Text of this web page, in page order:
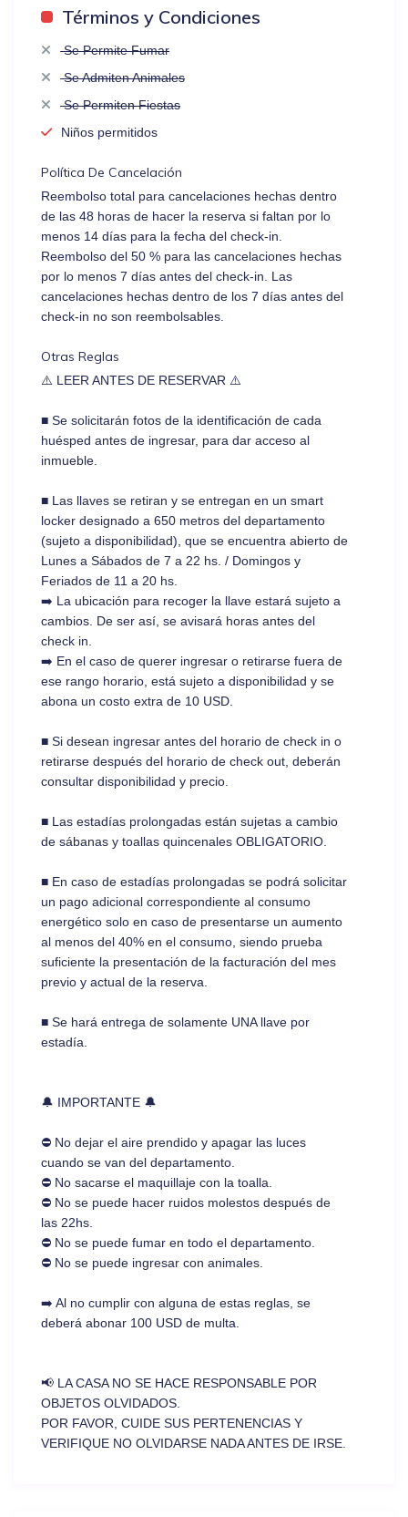
Términos y Condiciones
Se Permite Fumar
Se Admiten Animales
Se Permiten Fiestas
Niños permitidos
Política De Cancelación
Reembolso total para cancelaciones hechas dentro
de las 48 horas de hacer la reserva si faltan por lo
menos 14 días para la fecha del check-in.
Reembolso del 50 % para las cancelaciones hechas
por lo menos 7 días antes del check-in. Las
cancelaciones hechas dentro de los 7 días antes del
check-in no son reembolsables.
Otras Reglas
⚠️ LEER ANTES DE RESERVAR ⚠️
■ Se solicitarán fotos de la identificación de cada
huésped antes de ingresar, para dar acceso al
inmueble.
■ Las llaves se retiran y se entregan en un smart
locker designado a 650 metros del departamento
(sujeto a disponibilidad), que se encuentra abierto de
Lunes a Sábados de 7 a 22 hs. / Domingos y
Feriados de 11 a 20 hs.
➡️ La ubicación para recoger la llave estará sujeto a
cambios. De ser así, se avisará horas antes del
check in.
➡️ En el caso de querer ingresar o retirarse fuera de
ese rango horario, está sujeto a disponibilidad y se
abona un costo extra de 10 USD.
■ Si desean ingresar antes del horario de check in o
retirarse después del horario de check out, deberán
consultar disponibilidad y precio.
■ Las estadías prolongadas están sujetas a cambio
de sábanas y toallas quincenales OBLIGATORIO.
■ En caso de estadías prolongadas se podrá solicitar
un pago adicional correspondiente al consumo
energético solo en caso de presentarse un aumento
al menos del 40% en el consumo, siendo prueba
suficiente la presentación de la facturación del mes
previo y actual de la reserva.
■ Se hará entrega de solamente UNA llave por
estadía.
🔔 IMPORTANTE 🔔
⛔ No dejar el aire prendido y apagar las luces
cuando se van del departamento.
⛔ No sacarse el maquillaje con la toalla.
⛔ No se puede hacer ruidos molestos después de
las 22hs.
⛔ No se puede fumar en todo el departamento.
⛔ No se puede ingresar con animales.
➡️ Al no cumplir con alguna de estas reglas, se
deberá abonar 100 USD de multa.
📢 LA CASA NO SE HACE RESPONSABLE POR
OBJETOS OLVIDADOS.
POR FAVOR, CUIDE SUS PERTENENCIAS Y
VERIFIQUE NO OLVIDARSE NADA ANTES DE IRSE.